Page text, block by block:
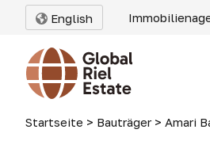
English
Startseite > Bauträger > Amari